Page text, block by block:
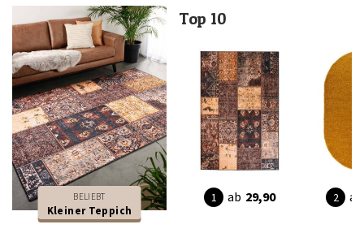
BELIEBT
Kleiner Teppich
Top 10
ab 29,90 ab